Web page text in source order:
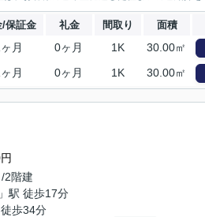
/保証金 礼金 間取り 面積
月 0ヶ月 1K 30.00㎡
月 0ヶ月 1K 30.00㎡
2階建
」駅 徒歩17分
徒歩34分